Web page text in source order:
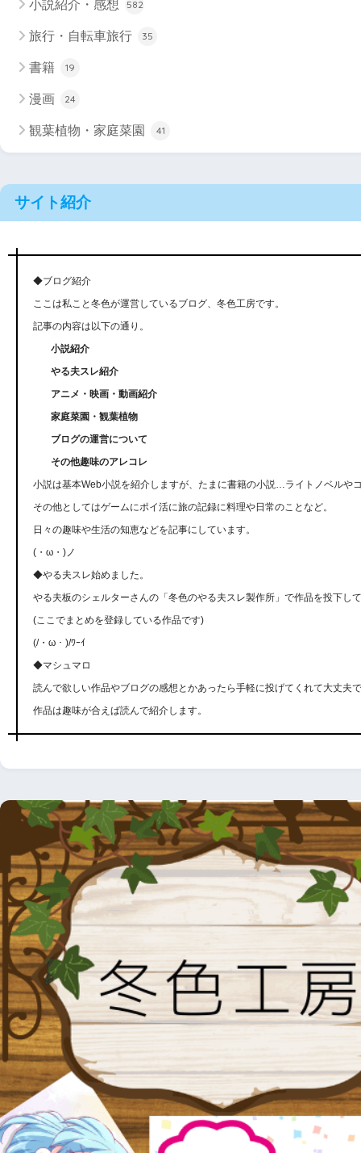
小説紹介・感想 582
旅行・自転車旅行 35
書籍 19
漫画 24
観葉植物・家庭菜園 41
サイト紹介
◆ブログ紹介
ここは私こと冬色が運営しているブログ、冬色工房です。
記事の内容は以下の通り。
小説紹介
やる夫スレ紹介
アニメ・映画・動画紹介
家庭菜園・観葉植物
ブログの運営について
その他趣味のアレコレ
小説は基本Web小説を紹介しますが、たまに書籍の小説…ライトノベルや
その他としてはゲームにポイ活に旅の記録に料理や日常のことなど。
日々の趣味や生活の知恵などを記事にしています。
(・ω・)ノ
◆やる夫スレ始めました。
やる夫板のシェルターさんの「冬色のやる夫スレ製作所」で作品を投下し
(ここでまとめを登録している作品です)
(/・ω・)/ﾜｰｲ
◆マシュマロ
読んで欲しい作品やブログの感想とかあったら手軽に投げてくれて大丈夫
作品は趣味が合えば読んで紹介します。